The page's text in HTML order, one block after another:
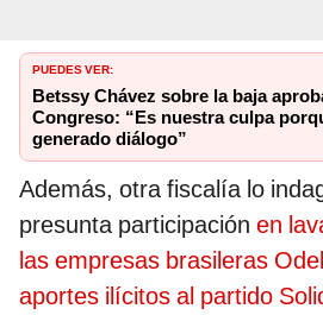
PUEDES VER:
Betssy Chávez sobre la baja
Congreso: “Es nuestra culpa
generado diálogo”
Además, otra fiscalía lo
presunta participación en
las empresas brasileras
aportes ilícitos al partido